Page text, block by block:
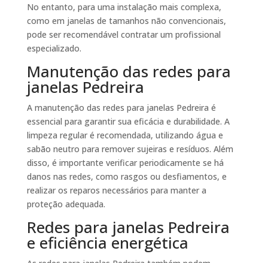
No entanto, para uma instalação mais complexa,
como em janelas de tamanhos não convencionais,
pode ser recomendável contratar um profissional
especializado.
Manutenção das redes para
janelas Pedreira
A manutenção das redes para janelas Pedreira é
essencial para garantir sua eficácia e durabilidade. A
limpeza regular é recomendada, utilizando água e
sabão neutro para remover sujeiras e resíduos. Além
disso, é importante verificar periodicamente se há
danos nas redes, como rasgos ou desfiamentos, e
realizar os reparos necessários para manter a
proteção adequada.
Redes para janelas Pedreira
e eficiência energética